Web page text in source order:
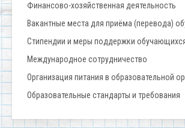
Финансово-хозяйственная деятельность
Вакантные места для приёма (перевода)
Стипендии и меры поддержки
Международное сотрудничество
Организация питания в образовательной
Образовательные стандарты и требования